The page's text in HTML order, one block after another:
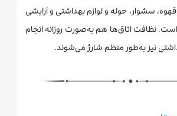
سشوار، حوله و لوازم بهداشتی و آرایشی
نظافت اتاق‌ها هم به‌صورت روزانه انجام
نیز به‌طور منظم شارژ می‌شوند.